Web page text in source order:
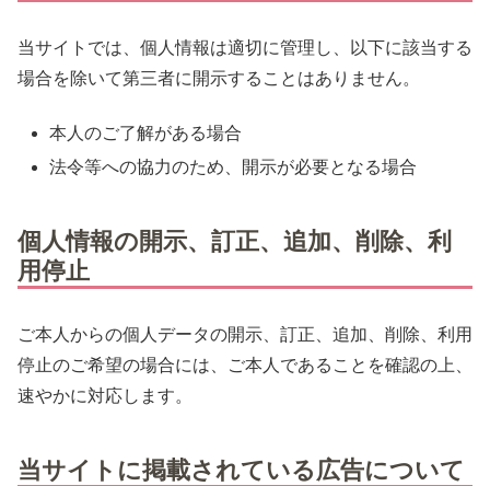
当サイトでは、個人情報は適切に管理し、以下に該当する
場合を除いて第三者に開示することはありません。
本人のご了解がある場合
法令等への協力のため、開示が必要となる場合
個人情報の開示、訂正、追加、削除、利
用停止
ご本人からの個人データの開示、訂正、追加、削除、利用
停止のご希望の場合には、ご本人であることを確認の上、
速やかに対応します。
当サイトに掲載されている広告について